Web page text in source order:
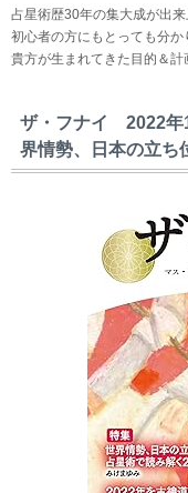
占星術歴30年の集大成が出来
初心者の方にもとっても分か
貴方が生まれてきた目的＆計
ザ・フナイ 2022年
界情勢、日本の立ち